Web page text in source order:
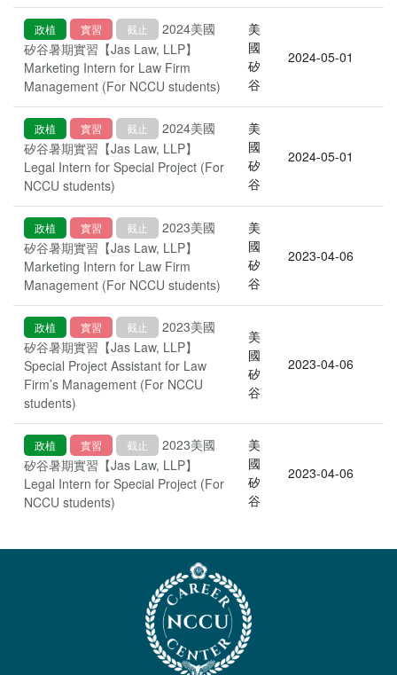
政植 實習 截止
2024美國
矽谷暑期實習【Jas Law, LLP】
Marketing Intern for Law Firm
Management (For NCCU students)
美
國
矽
谷
2024-05-01
政植 實習 截止
2024美國
矽谷暑期實習【Jas Law, LLP】
Legal Intern for Special Project (For
NCCU students)
美
國
矽
谷
2024-05-01
政植 實習 截止
2023美國
矽谷暑期實習【Jas Law, LLP】
Marketing Intern for Law Firm
Management (For NCCU students)
美
國
矽
谷
2023-04-06
政植 實習 截止
2023美國
矽谷暑期實習【Jas Law, LLP】
Special Project Assistant for Law
Firm’s Management (For NCCU
students)
美
國
矽
谷
2023-04-06
政植 實習 截止
2023美國
矽谷暑期實習【Jas Law, LLP】
Legal Intern for Special Project (For
NCCU students)
美
國
矽
谷
2023-04-06